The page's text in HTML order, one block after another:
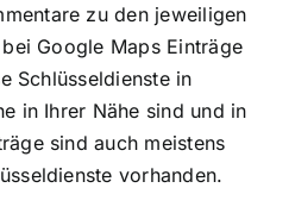
zu den jeweiligen
Google Maps Einträge
Schlüsseldienste in
in Ihrer Nähe sind und in
sind auch meistens
vorhanden.